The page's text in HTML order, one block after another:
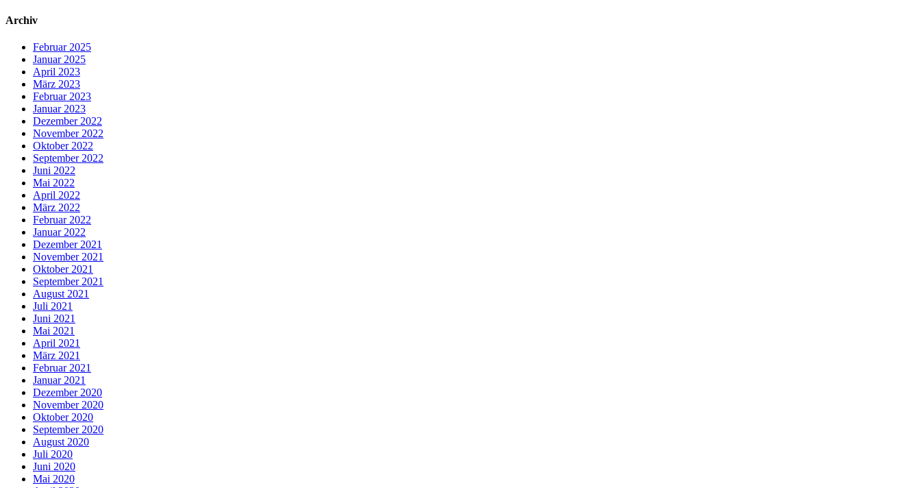
Archiv
Februar 2025
Januar 2025
April 2023
März 2023
Februar 2023
Januar 2023
Dezember 2022
November 2022
Oktober 2022
September 2022
Juni 2022
Mai 2022
April 2022
März 2022
Februar 2022
Januar 2022
Dezember 2021
November 2021
Oktober 2021
September 2021
August 2021
Juli 2021
Juni 2021
Mai 2021
April 2021
März 2021
Februar 2021
Januar 2021
Dezember 2020
November 2020
Oktober 2020
September 2020
August 2020
Juli 2020
Juni 2020
Mai 2020